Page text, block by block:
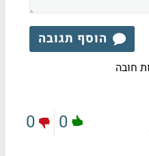
הוסף תגובה
חובה
0
0